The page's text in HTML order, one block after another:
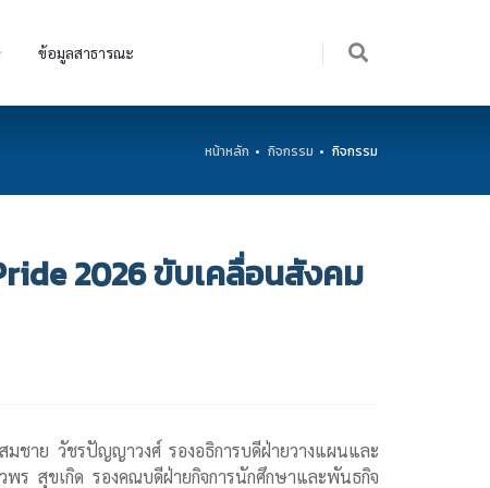
ข้อมูลสาธารณะ
หน้าหลัก กิจกรรม กิจกรรม
2026 ขับเคลื่อนสังคม
าย วัชรปัญญาวงศ์ รองอธิการบดีฝ่ายวางแผนและ
ร สุขเกิด รองคณบดีฝ่ายกิจการนักศึกษาและพันธกิจ